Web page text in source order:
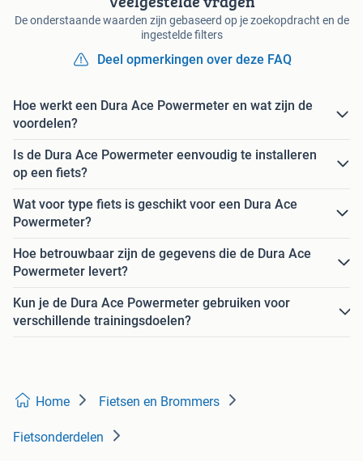
De onderstaande waarden zijn gebaseerd op je zoekopdracht en de
ingestelde filters
Deel opmerkingen over deze FAQ
Hoe werkt een Dura Ace Powermeter en wat zijn de
voordelen?
Is de Dura Ace Powermeter eenvoudig te installeren
op een fiets?
Wat voor type fiets is geschikt voor een Dura Ace
Powermeter?
Hoe betrouwbaar zijn de gegevens die de Dura Ace
Powermeter levert?
Kun je de Dura Ace Powermeter gebruiken voor
verschillende trainingsdoelen?
Home Fietsen en Brommers
Fietsonderdelen